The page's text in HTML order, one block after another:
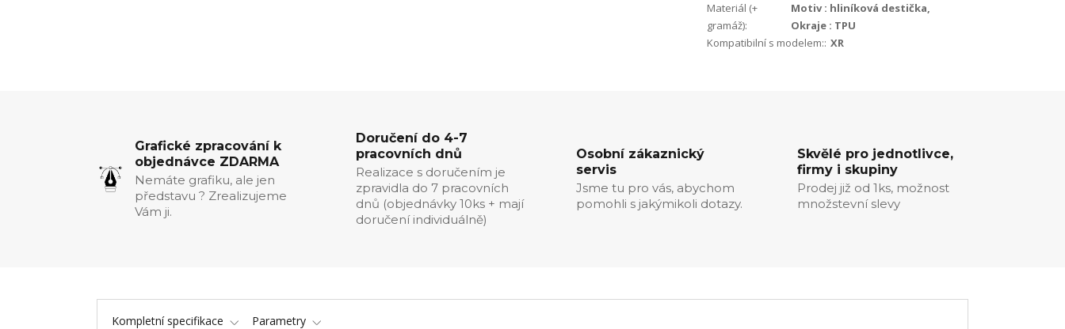
Materiál (+
gramáž):
Motiv : hliníková destička,
Okraje : TPU
Kompatibilní s modelem:: XR
Grafické zpracování k
objednávce ZDARMA
Nemáte grafiku, ale jen
představu ? Zrealizujeme
Vám ji.
Doručení do 4-7
pracovních dnů
Realizace s doručením je
zpravidla do 7 pracovních
dnů (objednávky 10ks + mají
doručení individuálně)
Osobní zákaznický
servis
Jsme tu pro vás, abychom
pomohli s jakýmikoli dotazy.
Skvělé pro jednotlivce,
firmy i skupiny
Prodej již od 1ks, možnost
množstevní slevy
Kompletní specifikace Parametry